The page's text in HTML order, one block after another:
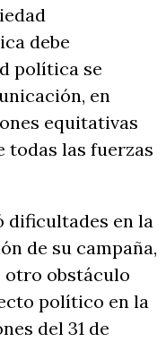
debe
política se
en
equitativas
las fuerzas
dificultades en la
de su campaña,
otro obstáculo
político en la
del 31 de